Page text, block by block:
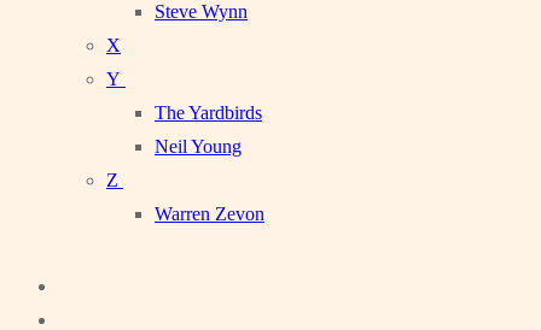
Steve Wynn
X
Y
The Yardbirds
Neil Young
Z
Warren Zevon